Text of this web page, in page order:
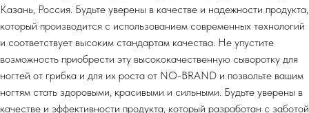
Казань, Россия. Будьте уверены в качестве и надежности продукта,
который производится с использованием современных технологий
и соответствует высоким стандартам качества. Не упустите
возможность приобрести эту высококачественную сыворотку для
ногтей от грибка и для их роста от NO-BRAND и позвольте вашим
ногтям стать здоровыми, красивыми и сильными. Будьте уверены в
качестве и эффективности продукта, который разработан с заботой